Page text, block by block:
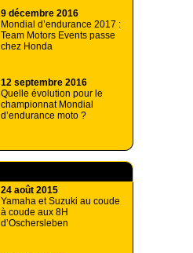
9 décembre 2016
Mondial d’endurance 2017 :
Team Motors Events passe
chez Honda
12 septembre 2016
Quelle évolution pour le
championnat Mondial
d’endurance moto ?
24 août 2015
Yamaha et Suzuki au coude
à coude aux 8H
d’Oschersleben